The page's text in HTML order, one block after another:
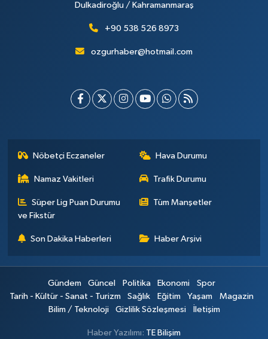
Dulkadiroğlu / Kahramanmaraş
+90 538 526 8973
ozgurhaber@hotmail.com
Nöbetçi Eczaneler Hava Durumu
Namaz Vakitleri Trafik Durumu
Süper Lig Puan Durumu
ve Fikstür
Tüm Manşetler
Son Dakika Haberleri Haber Arşivi
Gündem Güncel Politika Ekonomi
Spor
Tarih - Kültür - Sanat - Turizm
Sağlık Eğitim Yaşam
Magazin
Bilim / Teknoloji
Gizlilik Sözleşmesi İletişim
Haber Yazılımı: TE Bilişim